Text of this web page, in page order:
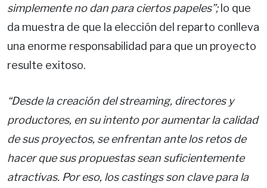
simplemente no dan para ciertos papeles”;lo que
da muestra de que la elección del reparto conlleva
una enorme responsabilidad para que un proyecto
resulte exitoso.
“Desde la creación del streaming, directores y
productores, en su intento por aumentar la calidad
de sus proyectos, se enfrentan ante los retos de
hacer que sus propuestas sean suficientemente
atractivas. Por eso, los castings son clave para la